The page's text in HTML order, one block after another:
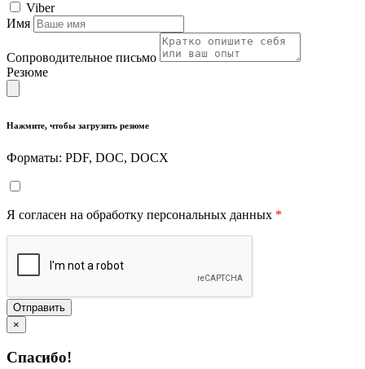
Viber
Имя
Сопроводительное письмо
Резюме
Нажмите, чтобы загрузить резюме
Форматы: PDF, DOC, DOCX
Я согласен на обработку персональных данных *
Отправить
×
Спасибо!